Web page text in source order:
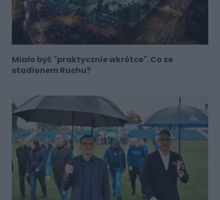
Miało być "praktycznie wkrótce". Co ze
stadionem Ruchu?